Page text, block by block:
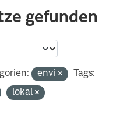
gefunden
envi
Tags:
lokal